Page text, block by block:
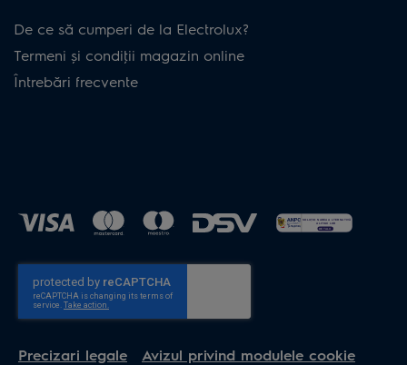
De ce să cumperi de la Electrolux?
Termeni și condiţii magazin online
Întrebări frecvente
Precizari legale Avizul privind modulele cookie